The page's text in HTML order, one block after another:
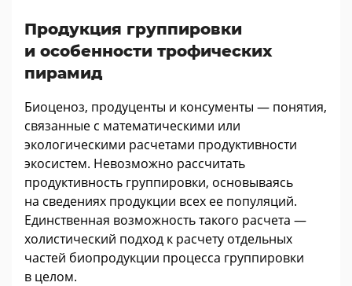
Продукция группировки
и особенности трофических
пирамид
Биоценоз, продуценты и консументы — понятия,
связанные с математическими или
экологическими расчетами продуктивности
экосистем. Невозможно рассчитать
продуктивность группировки, основываясь
на сведениях продукции всех ее популяций.
Единственная возможность такого расчета —
холистический подход к расчету отдельных
частей биопродукции процесса группировки
в целом.